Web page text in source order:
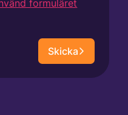
formuläret
Skicka